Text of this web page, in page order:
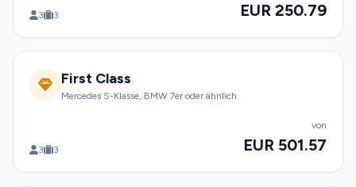
3 3 EUR 250.79
First Class
Mercedes S-Klasse, BMW 7er oder ähnlich
3 3
von
EUR 501.57